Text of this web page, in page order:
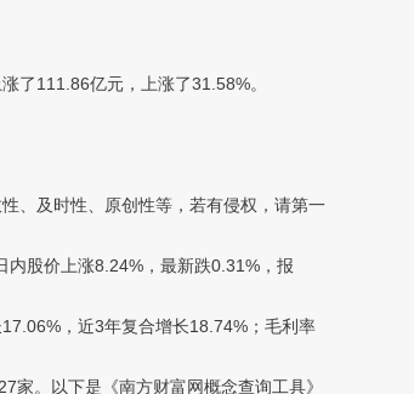
111.86亿元，上涨了31.58%。
、及时性、原创性等，若有侵权，请第一
股价上涨8.24%，最新跌0.31%，报
，近3年复合增长18.74%；毛利率
。以下是《南方财富网概念查询工具》